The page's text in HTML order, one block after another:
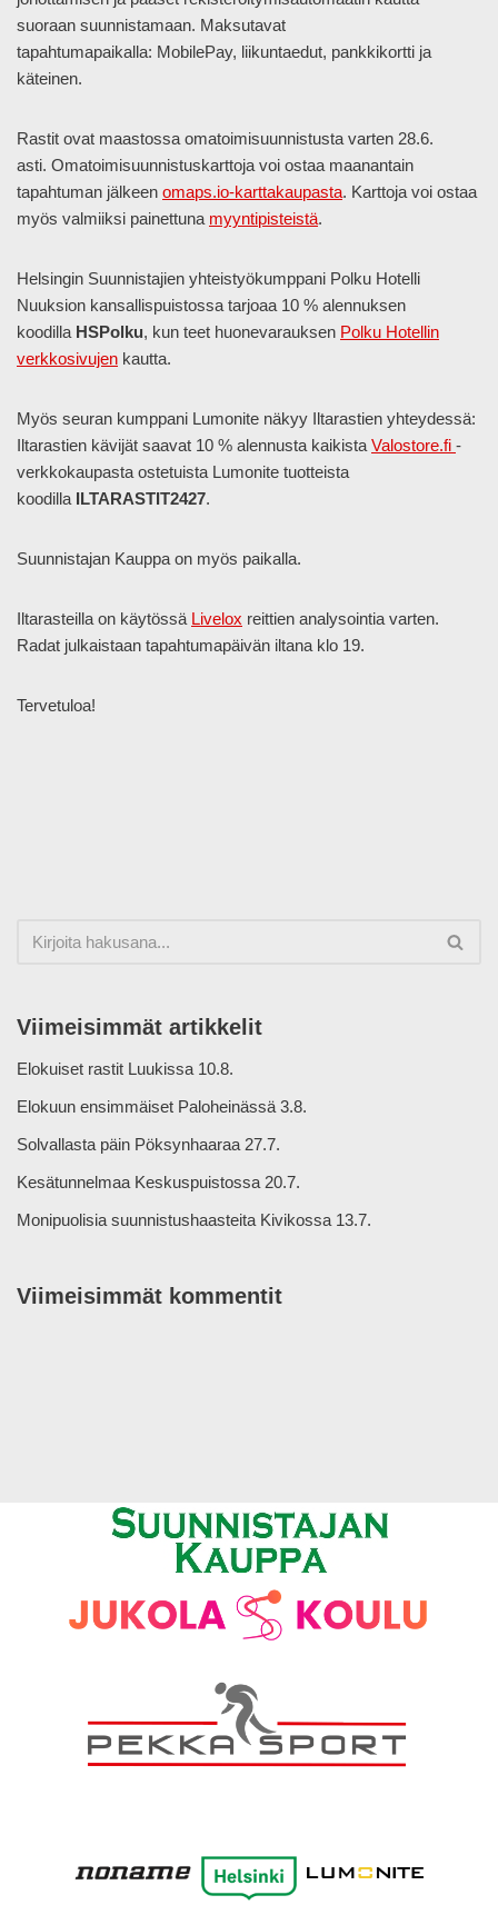
suoraan suunnistamaan. Maksutavat
tapahtumapaikalla: MobilePay, liikuntaedut, pankkikortti ja
käteinen.
Rastit ovat maastossa omatoimisuunnistusta varten 28.6.
asti. Omatoimisuunnistuskarttoja voi ostaa maanantain
tapahtuman jälkeen omaps.io-karttakaupasta. Karttoja voi ostaa
myös valmiiksi painettuna myyntipisteistä.
Helsingin Suunnistajien yhteistyökumppani Polku Hotelli
Nuuksion kansallispuistossa tarjoaa 10 % alennuksen
koodilla HSPolku, kun teet huonevarauksen Polku Hotellin
verkkosivujen kautta.
Myös seuran kumppani Lumonite näkyy Iltarastien yhteydessä:
Iltarastien kävijät saavat 10 % alennusta kaikista Valostore.fi -
verkkokaupasta ostetuista Lumonite tuotteista
koodilla ILTARASTIT2427.
Suunnistajan Kauppa on myös paikalla.
Iltarasteilla on käytössä Livelox reittien analysointia varten.
Radat julkaistaan tapahtumapäivän iltana klo 19.
Tervetuloa!
Viimeisimmät artikkelit
Elokuiset rastit Luukissa 10.8.
Elokuun ensimmäiset Paloheinässä 3.8.
Solvallasta päin Pöksynhaaraa 27.7.
Kesätunnelmaa Keskuspuistossa 20.7.
Monipuolisia suunnistushaasteita Kivikossa 13.7.
Viimeisimmät kommentit